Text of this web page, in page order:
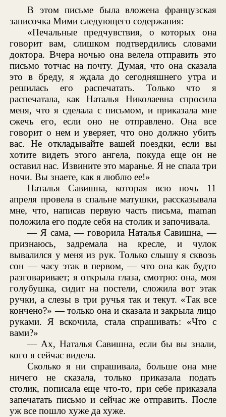
В этом письме была вложена французская
записочка Мими следующего содержания:
«Печальные предчувствия, о которых она
говорит вам, слишком подтвердились словами
доктора. Вчера ночью она велела отправить это
письмо тотчас на почту. Думая, что она сказала
это в бреду, я ждала до сегодняшнего утра и
решилась его распечатать. Только что я
распечатала, как Наталья Николаевна спросила
меня, что я сделала с письмом, и приказала мне
сжечь его, если оно не отправлено. Она все
говорит о нем и уверяет, что оно должно убить
вас. Не откладывайте вашей поездки, если вы
хотите видеть этого ангела, покуда еще он не
оставил нас. Извините это маранье. Я не спала три
ночи. Вы знаете, как я люблю ее!»
Наталья Савишна, которая всю ночь 11
апреля провела в спальне матушки, рассказывала
мне, что, написав первую часть письма, maman
положила его подле себя на столик и започивала.
— Я сама, — говорила Наталья Савишна, —
признаюсь, задремала на кресле, и чулок
вывалился у меня из рук. Только слышу я сквозь
сон — часу этак в первом, — что она как будто
разговаривает; я открыла глаза, смотрю: она, моя
голубушка, сидит на постели, сложила вот этак
ручки, а слезы в три ручья так и текут. «Так все
кончено?» — только она и сказала и закрыла лицо
руками. Я вскочила, стала спрашивать: «Что с
вами?»
— Ах, Наталья Савишна, если бы вы знали,
кого я сейчас видела.
Сколько я ни спрашивала, больше она мне
ничего не сказала, только приказала подать
столик, пописала еще что-то, при себе приказала
запечатать письмо и сейчас же отправить. После
уж все пошло хуже да хуже.